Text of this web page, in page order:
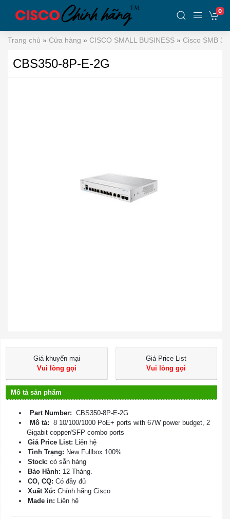
0
Trang chủ » Cửa hàng » CISCO SMALL BUSINESS » Cisco SMB
CBS350-8P-E-2G
Giá khuyến mại
Vui lòng gọi
Giá Price List
Vui lòng gọi
Mô tả sản phẩm
Part Number: CBS350-8P-E-2G
Mô tả: 8 10/100/1000 PoE+ ports with 67W power budget, 2
Gigabit copper/SFP combo ports
Giá Price List: Liên hệ
Tình Trạng: New Fullbox 100%
Stock: có sẵn hàng
Bảo Hành: 12 Tháng.
CO, CQ: Có đầy đủ
Xuất Xứ: Chính hãng Cisco
Made in: Liên hệ